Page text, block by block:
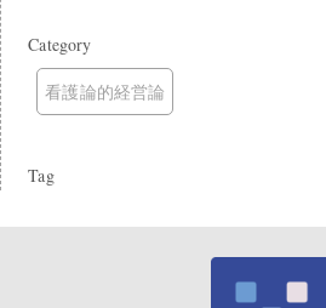
Category
看護論的経営論
Tag